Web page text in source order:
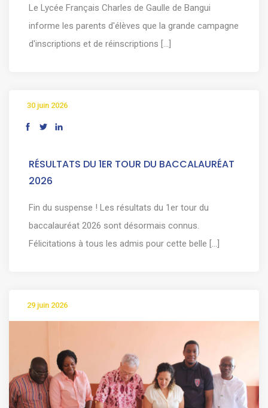
Le Lycée Français Charles de Gaulle de Bangui
informe les parents d'élèves que la grande campagne
d'inscriptions et de réinscriptions [...]
30 juin 2026
RÉSULTATS DU 1ER TOUR DU BACCALAURÉAT
2026
Fin du suspense ! Les résultats du 1er tour du
baccalauréat 2026 sont désormais connus.
Félicitations à tous les admis pour cette belle [...]
29 juin 2026